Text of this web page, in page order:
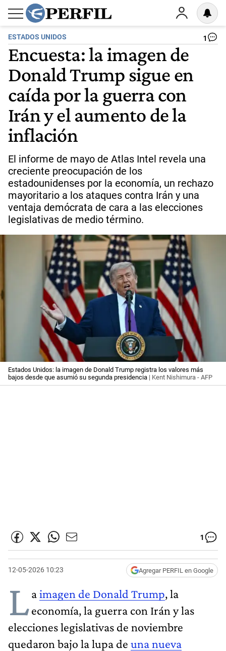
ESTADOS UNIDOS 1
Encuesta: la imagen de
Donald Trump sigue en
caída por la guerra con
Irán y el aumento de la
inflación
El informe de mayo de Atlas Intel revela una
creciente preocupación de los
estadounidenses por la economía, un rechazo
mayoritario a los ataques contra Irán y una
ventaja demócrata de cara a las elecciones
legislativas de medio término.
Estados Unidos: la imagen de Donald Trump registra los valores más
bajos desde que asumió su segunda presidencia | Kent Nishimura - AFP
1
12-05-2026 10:23 Agregar PERFIL en Google
Laimagen de Donald Trump, la
economía, la guerra con Irán y las
elecciones legislativas de noviembre
quedaron bajo la lupa de una nueva